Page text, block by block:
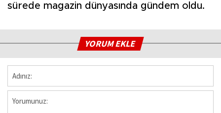
sürede magazin dünyasında gündem oldu.
YORUM EKLE